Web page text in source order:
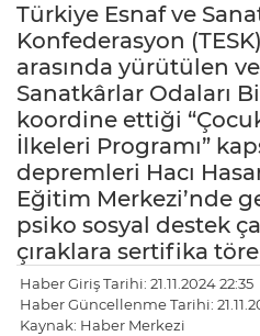
Türkiye Esnaf ve
Konfederasyon
arasında yürütülen
Sanatkârlar Odaları
koordine ettiği
İlkeleri Programı”
depremleri Hacı
Eğitim Merkezi’nde
psiko sosyal destek
çıraklara sertifika
Haber Giriş Tarihi: 21.11.2024 22:35
Haber Güncellenme Tarihi:
Kaynak: Haber Merkezi